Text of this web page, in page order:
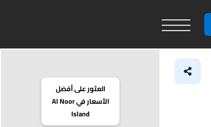
العثور على أفضل
الأسعار في Al Noor
Island